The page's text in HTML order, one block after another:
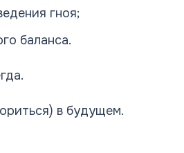
гноя;
баланса.
в будущем.